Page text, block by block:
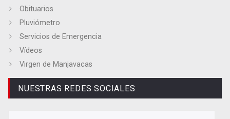
Obituarios
Pluviómetro
Servicios de Emergencia
Vídeos
Virgen de Manjavacas
NUESTRAS REDES SOCIALES